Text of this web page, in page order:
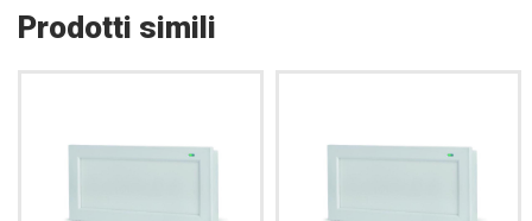
Prodotti simili